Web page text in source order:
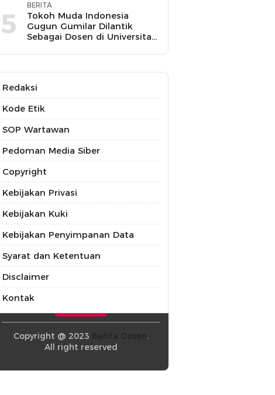
5
BERITA
Tokoh Muda Indonesia
Gugun Gumilar Dilantik
Sebagai Dosen di Universitas
Berbagai Mata Kuliah
Redaksi
Kode Etik
SOP Wartawan
Pedoman Media Siber
Copyright
Kebijakan Privasi
Kebijakan Kuki
Kebijakan Penyimpanan Data
Syarat dan Ketentuan
Disclaimer
Kontak
Copyright @ 2023
.
All right reserved